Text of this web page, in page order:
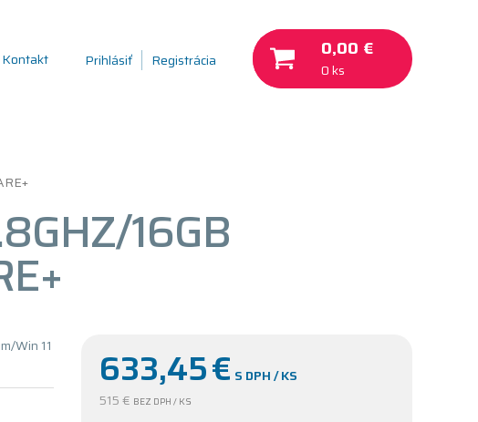
Prihlásiť Registrácia 0,00 €
0 ks
Kontakt
16GB
633,45€ S DPH / KS
515 € BEZ DPH / KS
Win 11